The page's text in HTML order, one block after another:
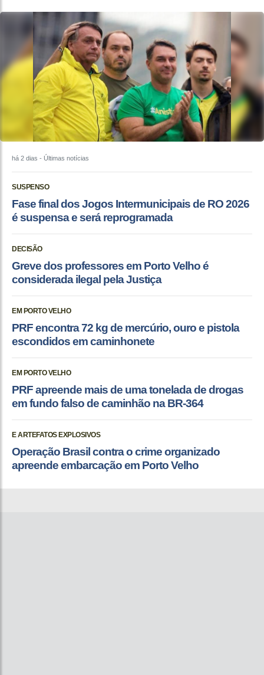
há 2 dias - Últimas notícias
SUSPENSO
Fase final dos Jogos Intermunicipais de RO 2026
é suspensa e será reprogramada
DECISÃO
Greve dos professores em Porto Velho é
considerada ilegal pela Justiça
EM PORTO VELHO
PRF encontra 72 kg de mercúrio, ouro e pistola
escondidos em caminhonete
EM PORTO VELHO
PRF apreende mais de uma tonelada de drogas
em fundo falso de caminhão na BR-364
E ARTEFATOS EXPLOSIVOS
Operação Brasil contra o crime organizado
apreende embarcação em Porto Velho